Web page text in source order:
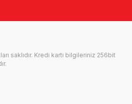
saklıdır. Kredi kartı bilgileriniz 256bit